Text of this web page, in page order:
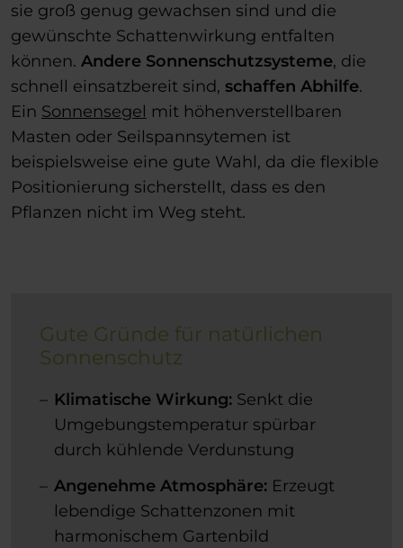
sie groß genug gewachsen sind und die
gewünschte Schattenwirkung entfalten
können. Andere Sonnenschutzsysteme, die
schnell einsatzbereit sind, schaffen Abhilfe.
Ein Sonnensegel mit höhenverstellbaren
Masten oder Seilspannsytemen ist
beispielsweise eine gute Wahl, da die flexible
Positionierung sicherstellt, dass es den
Pflanzen nicht im Weg steht.
Gute Gründe für natürlichen
Sonnenschutz
Klimatische Wirkung: Senkt die
Umgebungstemperatur spürbar
durch kühlende Verdunstung
Angenehme Atmosphäre: Erzeugt
lebendige Schattenzonen mit
harmonischem Gartenbild